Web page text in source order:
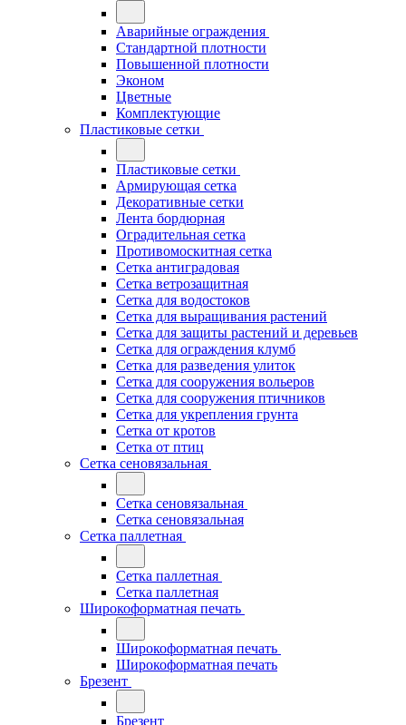
Аварийные ограждения
Стандартной плотности
Повышенной плотности
Эконом
Цветные
Комплектующие
Пластиковые сетки
Пластиковые сетки
Армирующая сетка
Декоративные сетки
Лента бордюрная
Оградительная сетка
Противомоскитная сетка
Сетка антиградовая
Сетка ветрозащитная
Сетка для водостоков
Сетка для выращивания растений
Сетка для защиты растений и деревьев
Сетка для ограждения клумб
Сетка для разведения улиток
Сетка для сооружения вольеров
Сетка для сооружения птичников
Сетка для укрепления грунта
Сетка от кротов
Сетка от птиц
Сетка сеновязальная
Сетка сеновязальная
Сетка сеновязальная
Сетка паллетная
Сетка паллетная
Сетка паллетная
Широкоформатная печать
Широкоформатная печать
Широкоформатная печать
Брезент
Брезент